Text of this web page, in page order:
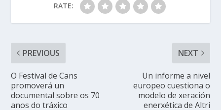
RATE:
PREVIOUS
O Festival de Cans
promoverá un
documental sobre os 70
anos do tráxico
NEXT
Un informe a nivel
europeo cuestiona o
modelo de xeración
enerxética de Altri